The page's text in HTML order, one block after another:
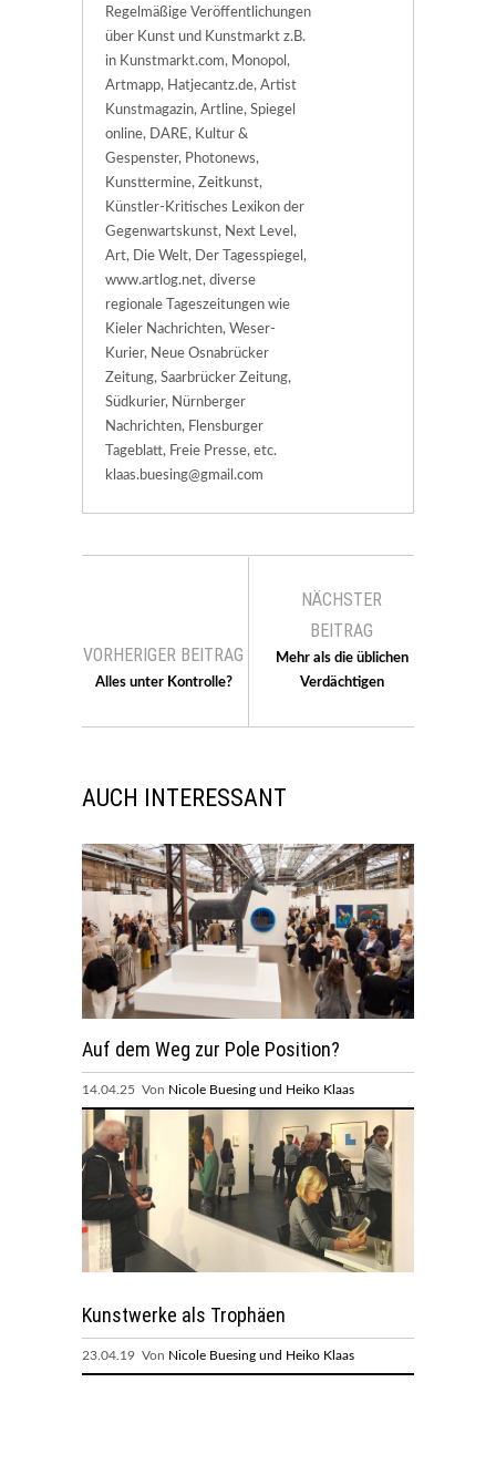
Regelmäßige Veröffentlichungen
über Kunst und Kunstmarkt z.B.
in Kunstmarkt.com, Monopol,
Artmapp, Hatjecantz.de, Artist
Kunstmagazin, Artline, Spiegel
online, DARE, Kultur &
Gespenster, Photonews,
Kunsttermine, Zeitkunst,
Künstler-Kritisches Lexikon der
Gegenwartskunst, Next Level,
Art, Die Welt, Der Tagesspiegel,
www.artlog.net, diverse
regionale Tageszeitungen wie
Kieler Nachrichten, Weser-
Kurier, Neue Osnabrücker
Zeitung, Saarbrücker Zeitung,
Südkurier, Nürnberger
Nachrichten, Flensburger
Tageblatt, Freie Presse, etc.
klaas.buesing@gmail.com
VORHERIGER BEITRAG
Alles unter Kontrolle?
NÄCHSTER
BEITRAG
Mehr als die üblichen
Verdächtigen
AUCH INTERESSANT
Auf dem Weg zur Pole Position?
14.04.25 Von Nicole Buesing und Heiko Klaas
Kunstwerke als Trophäen
23.04.19 Von Nicole Buesing und Heiko Klaas